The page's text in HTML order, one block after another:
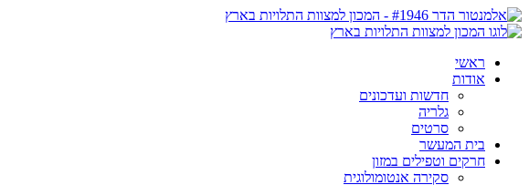
ראשי
אודות
חדשות ועדכונים
גלריה
סרטים
בית המעשר
חרקים וטפילים במזון
סקירה אנטומולוגית